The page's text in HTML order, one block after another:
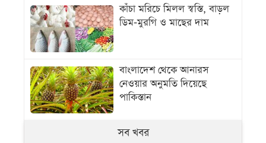
কাঁচা মরিচে মিলল স্বস্তি, বাড়ল
ডিম-মুরগি ও মাছের দাম
বাংলাদেশ থেকে আনারস
নেওয়ার অনুমতি দিয়েছে
পাকিস্তান
সব খবর